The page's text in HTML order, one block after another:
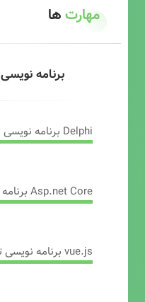
مهارتها
برنامه نویسی
Delphi برنامه نویسی تحت ویندوز
Asp.net Core برنامه نویسی تحت وب بک اند
vue.js برنامه نویسی تحت وب فرانت اند